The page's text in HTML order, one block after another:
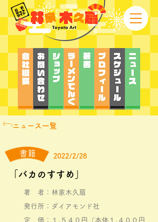
ニュース一覧
書籍 2022/2/28
「バカのすすめ」
著 者：林家木久扇
発行所：ダイアモンド社
定 価：１,５４０円（本体１,４００円